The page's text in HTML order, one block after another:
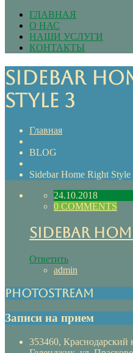
ГЛАВНАЯ
О НАС
НАШИ УСЛУГИ
КОНТАКТЫ
Sidebar
Style 3
Главная
BLOG
Sidebar Home Right Style
24.10.2018
0 COMMENTS
Sidebar
Ответить
admin
Photostream
Записи на прием
353460, Краснодарский